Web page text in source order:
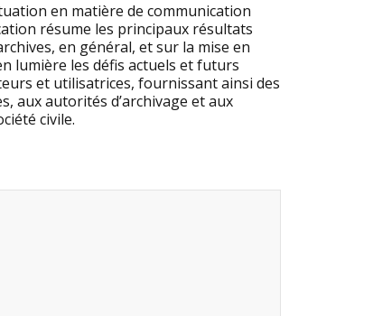
en matière de communication
résume les principaux résultats
en général, et sur la mise en
lumière les défis actuels et futurs
et utilisatrices, fournissant ainsi des
aux autorités d’archivage et aux
civile.